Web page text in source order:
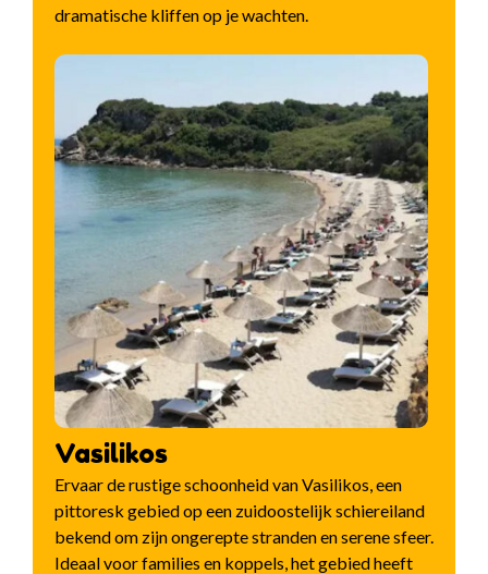
dramatische kliffen op je wachten.
Vasilikos
Ervaar de rustige schoonheid van Vasilikos, een
pittoresk gebied op een zuidoostelijk schiereiland
bekend om zijn ongerepte stranden en serene sfeer.
Ideaal voor families en koppels, het gebied heeft